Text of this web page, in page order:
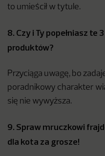
to umieścił w tytule.
8. Czy i Ty popełniasz te
produktów?
Przyciąga uwagę, bo
poradnikowy charakter
się nie wywyższa.
9. Spraw mruczkowi
dla kota za grosze!